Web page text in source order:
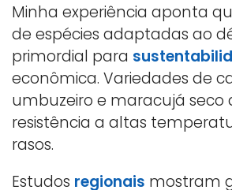
Minha experiência aponta
de espécies adaptadas ao
primordial para
econômica. Variedades de
umbuzeiro e maracujá seco
resistência a altas
rasos.
Estudos regionais mostram